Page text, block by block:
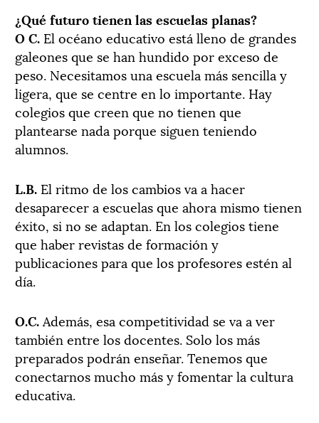
¿Qué futuro tienen las escuelas planas?
O C. El océano educativo está lleno de grandes
galeones que se han hundido por exceso de
peso. Necesitamos una escuela más sencilla y
ligera, que se centre en lo importante. Hay
colegios que creen que no tienen que
plantearse nada porque siguen teniendo
alumnos.
L.B. El ritmo de los cambios va a hacer
desaparecer a escuelas que ahora mismo tienen
éxito, si no se adaptan. En los colegios tiene
que haber revistas de formación y
publicaciones para que los profesores estén al
día.
O.C.Además, esa competitividad se va a ver
también entre los docentes. Solo los más
preparados podrán enseñar. Tenemos que
conectarnos mucho más y fomentar la cultura
educativa.